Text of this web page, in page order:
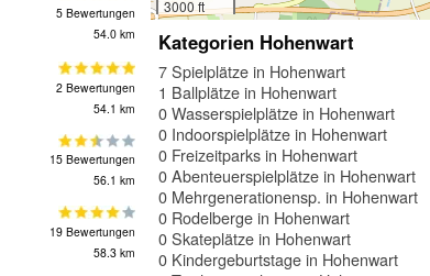
5 Bewertungen
54.0 km
2 Bewertungen
54.1 km
15 Bewertungen
56.1 km
19 Bewertungen
58.3 km
3000 ft
Kategorien Hohenwart
7 Spielplätze in Hohenwart
1 Ballplätze in Hohenwart
0 Wasserspielplätze in Hohenwart
0 Indoorspielplätze in Hohenwart
0 Freizeitparks in Hohenwart
0 Abenteuerspielplätze in Hohenwart
0 Mehrgenerationensp. in Hohenwart
0 Rodelberge in Hohenwart
0 Skateplätze in Hohenwart
0 Kindergeburtstage in Hohenwart